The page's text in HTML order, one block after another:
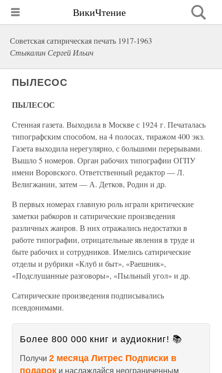
ВикиЧтение
Советская сатирическая печать 1917-1963
Стыкалин Сергей Ильич
ПЫЛЕСОС
ПЫЛЕСОС
Стенная газета. Выходила в Москве с 1924 г. Печаталась
типографским способом, на 4 полосах, тиражом 400 экз.
Газета выходила нерегулярно, с большими перерывами.
Вышло 5 номеров. Орган рабочих типографии ОГПУ
имени Воровского. Ответственный редактор — Л.
Велигжанин, затем — А. Детков, Родин и др.
В первых номерах главную роль играли критические
заметки рабкоров и сатирические произведения
различных жанров. В них отражались недостатки в
работе типографии, отрицательные явления в труде и
быте рабочих и сотрудников. Имелись сатирические
отделы и рубрики «Клуб и быт», «Раешник»,
«Подслушанные разговоры», «Пыльный угол» и др.
Сатирические произведения подписывались
псевдонимами.
Более 800 000 книг и аудиокниг! 📚
Получи 2 месяца Литрес Подписки в
подарок и наслаждайся неограниченным